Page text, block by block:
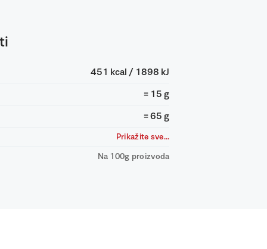
451 kcal / 1898 kJ
= 15 g
= 65 g
Prikažite sve...
Na 100g proizvoda